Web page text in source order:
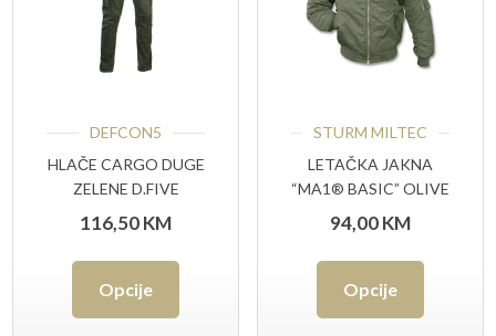
DEFCON5
HLAČE CARGO DUGE
ZELENE D.FIVE
116,50KM
Opcije
proizvod
STURM MILTEC
LETAČKA JAKNA
“MA1® BASIC” OLIVE
94,00KM
Opcije